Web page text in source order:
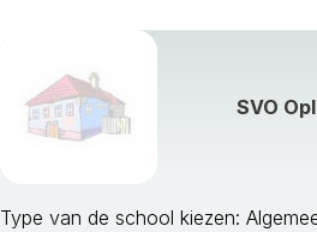
SVO
Type van de school kiezen: